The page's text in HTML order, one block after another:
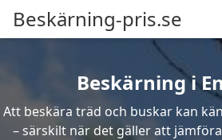
Beskärning-pris.se
Beskärning i
Att beskära träd och buskar kan
– särskilt när det gäller att